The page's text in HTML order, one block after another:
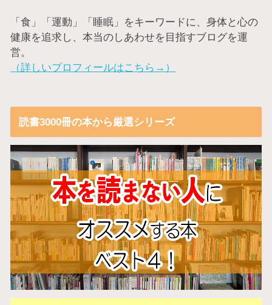
「食」「運動」「睡眠」をキーワードに、身体と心の
健康を追求し、本当のしあわせを目指すブログを運
営。
（詳しいプロフィールはこちら→）
読書3000冊の本から厳選シリーズ